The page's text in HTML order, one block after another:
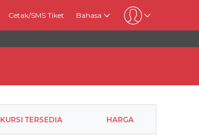
Cetak/SMS Tiket Bahasa
KURSI TERSEDIA HARGA